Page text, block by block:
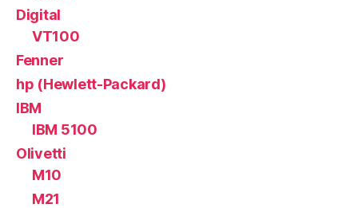
Digital
VT100
Fenner
hp (Hewlett-Packard)
IBM
IBM 5100
Olivetti
M10
M21